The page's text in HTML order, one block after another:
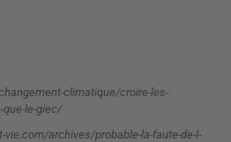
climatique/croire-les-
le-giec/
archives/probable-la-faute-de-l-